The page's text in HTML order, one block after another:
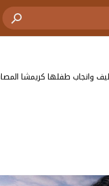
وانجاب طفلها كريمشا